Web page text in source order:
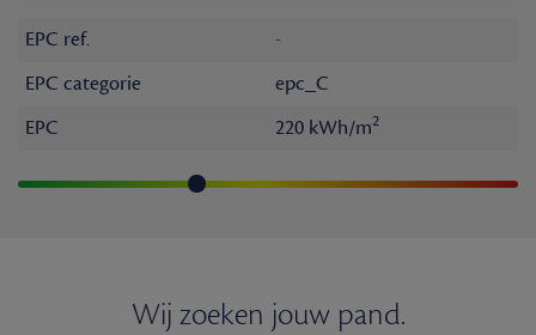
EPC ref.
-
EPC categorie
epc_C
EPC
220 kWh/m2
Wij zoeken jouw pand.